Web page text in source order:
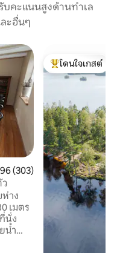
บคะแนนสูงด้านทำเล
ะอื่นๆ
นเฉลี่ย 4.96 จาก 5, 303 รีวิว
(303)
ว
าง
เมตร
นั่ง
น้ำ
กับ
โดนใจเกสต์ที่สุด
โดนใจเกสต์